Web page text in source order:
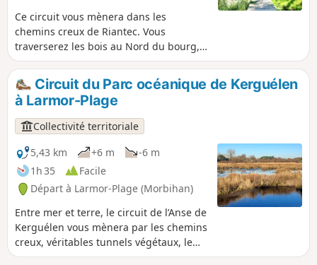
Ce circuit vous mènera dans les
chemins creux de Riantec. Vous
traverserez les bois au Nord du bourg,
cheminerez le long de l'ancienne voie
impériale et découvrirez les villages qui
ponctuent votre parcours.Les chemins
peuvent s'avérer boueux en hiver,
n'oubliez pas de vous équiper en
conséquence.
Circuit du Parc océanique de Kerguélen
à Larmor-Plage
Collectivité territoriale
5,43 km
+6 m
-6 m
1h 35
Facile
Départ à Larmor-Plage (Morbihan)
Entre mer et terre, le circuit de l’Anse de
Kerguélen vous mènera par les chemins
creux, véritables tunnels végétaux, le
long des prairies, étangs et marais. De